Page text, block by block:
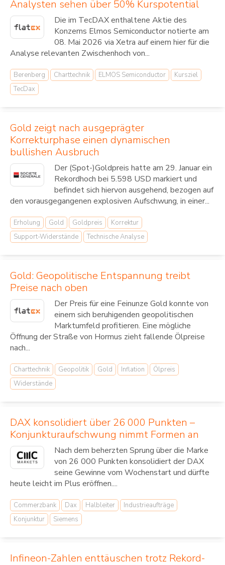
Analysten sehen über 50% Kurspotential
Die im TecDAX enthaltene Aktie des
Konzerns Elmos Semiconductor notierte am
08. Mai 2026 via Xetra auf einem hier für die
Analyse relevanten Zwischenhoch von...
Berenberg Charttechnik ELMOS Semiconductor
Kursziel
TecDax
Gold zeigt nach ausgeprägter
Korrekturphase einen dynamischen
bullishen Ausbruch
Der (Spot-)Goldpreis hatte am 29. Januar ein
Rekordhoch bei 5.598 USD markiert und
befindet sich hiervon ausgehend, bezogen auf
den vorausgegangenen explosiven Aufschwung, in einer...
Erholung Gold Goldpreis
Korrektur
Support-Widerstände
Technische Analyse
Gold: Geopolitische Entspannung treibt
Preise nach oben
Der Preis für eine Feinunze Gold konnte von
einem sich beruhigenden geopolitischen
Marktumfeld profitieren. Eine mögliche
Öffnung der Straße von Hormus zieht fallende Ölpreise
nach...
Charttechnik Geopolitik Gold Inflation
Ölpreis
Widerstände
DAX konsolidiert über 26 000 Punkten –
Konjunkturaufschwung nimmt Formen an
Nach dem beherzten Sprung über die Marke
von 26 000 Punkten konsolidiert der DAX
seine Gewinne vom Wochenstart und dürfte
heute leicht im Plus eröffnen....
Commerzbank Dax Halbleiter
Industrieaufträge
Konjunktur
Siemens
Infineon-Zahlen enttäuschen trotz Rekord-